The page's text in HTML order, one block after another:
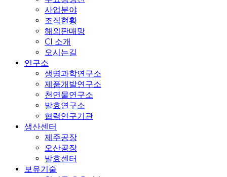
사업분야
조직현황
해외판매망
CI 소개
오시는길
연구소
생명과학연구소
제품개발연구소
천연물연구소
발효연구소
협력연구기관
생산센터
제주공장
오산공장
발효센터
보유기술